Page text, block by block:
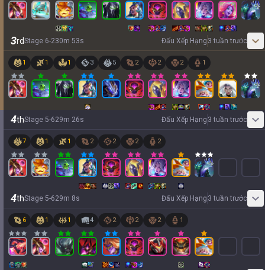
3rdStage 6-230m 53s Đấu Xếp Hạng 3 tuần trước
1 1 1 3 5 2 2 2 1
4thStage 5-629m 26s Đấu Xếp Hạng 3 tuần trước
7 1 1 2 2 2 2
4thStage 5-629m 8s Đấu Xếp Hạng 3 tuần trước
6 1 1 4 2 2 2 1